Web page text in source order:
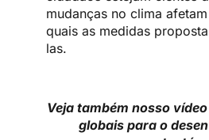
mudanças no clima
quais as medidas
las.
Veja também nosso
globais para o